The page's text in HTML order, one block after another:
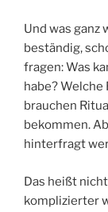
Und was ganz
beständig,
fragen: Was
habe?
brauchen
bekommen.
hinterfragt
Das heißt
komplizierter